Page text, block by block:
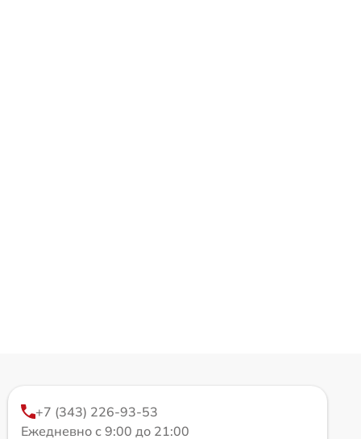
+7 (343) 226-93-53
Ежедневно с 9:00 до 21:00